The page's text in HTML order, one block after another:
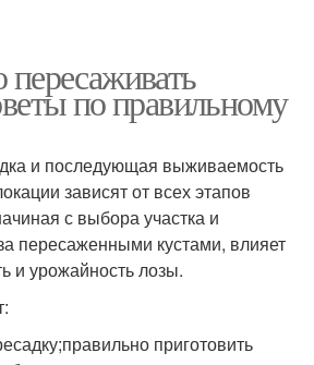
по правильному
и последующая выживаемость
зависят от всех этапов
с выбора участка и
пересаженными кустами, влияет
и урожайность лозы.
приготовить